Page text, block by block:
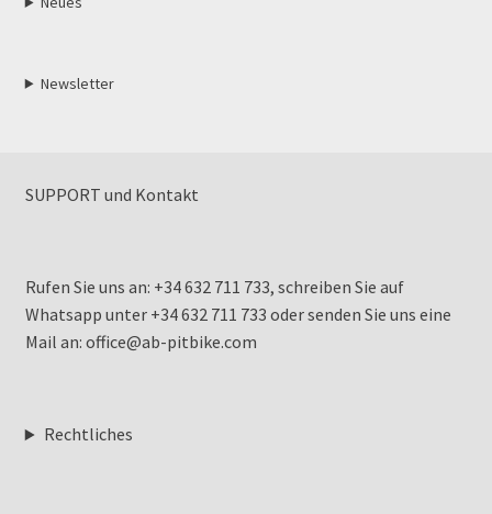
Newsletter
SUPPORT und Kontakt
Rufen Sie uns an: +34 632 711 733, schreiben Sie auf
Whatsapp unter +34 632 711 733 oder senden Sie uns eine
Mail an: office@ab-pitbike.com
Rechtliches